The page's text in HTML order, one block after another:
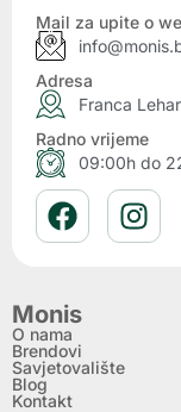
Mail za upite o
Adresa
Franca
Radno vrijeme
09:00h do
Monis
O nama
Brendovi
Savjetovalište
Blog
Kontakt